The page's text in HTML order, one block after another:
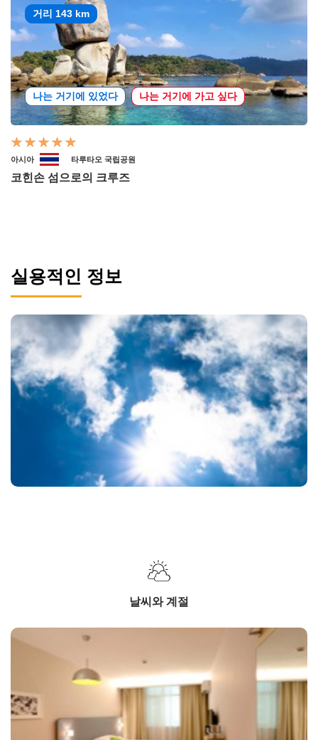
거리 143 km
나는 거기에 있었다 나는 거기에 가고 싶다
아시아 타루타오 국립공원
코힌손 섬으로의 크루즈
실용적인 정보
날씨와 계절